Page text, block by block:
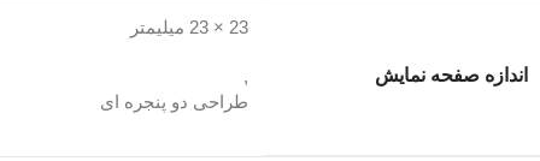
اندازه صفحه نمایش
23 × 23 میلیمتر
,
طراحی دو پنجره ای